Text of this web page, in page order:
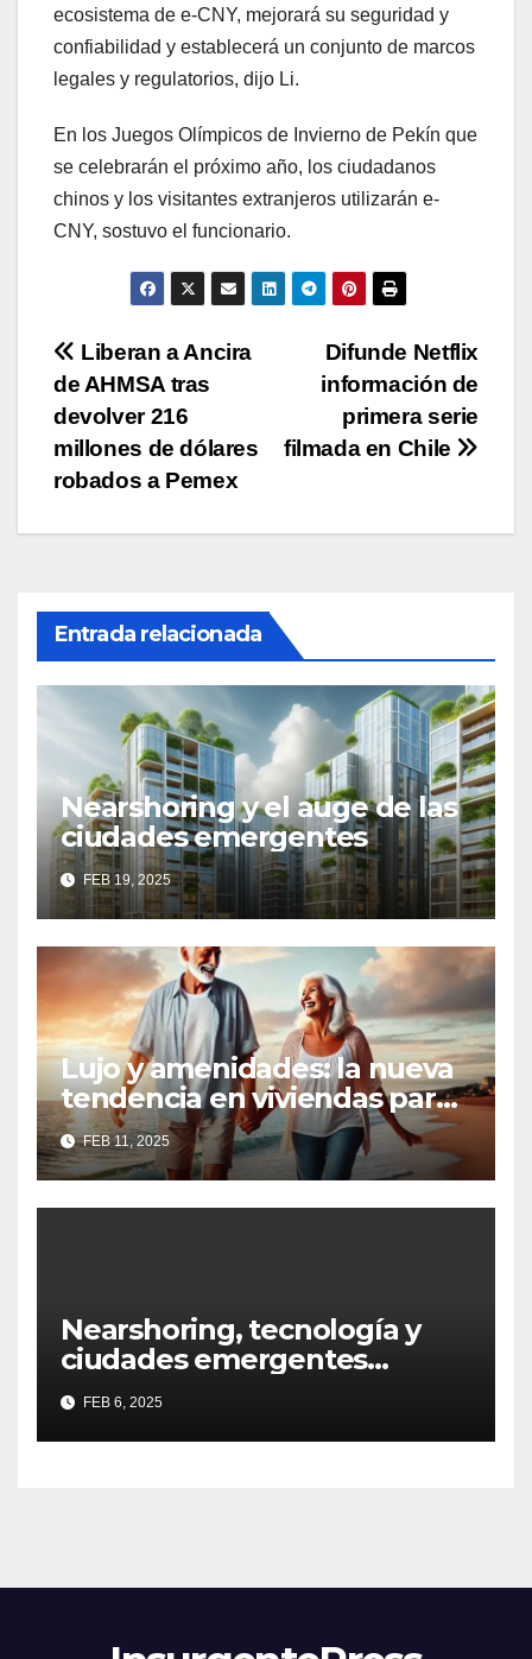
ecosistema de e-CNY, mejorará su seguridad y
confiabilidad y establecerá un conjunto de marcos
legales y regulatorios, dijo Li.
En los Juegos Olímpicos de Invierno de Pekín que
se celebrarán el próximo año, los ciudadanos
chinos y los visitantes extranjeros utilizarán e-
CNY, sostuvo el funcionario.
Navegación
de
entradas
Difunde Netflix
información de
primera serie
filmada en Chile
Liberan a Ancira
de AHMSA tras
devolver 216
millones de dólares
robados a Pemex
Entrada relacionada
Nearshoring y el auge de las
ciudades emergentes
FEB 19, 2025
Lujo y amenidades: la nueva
tendencia en viviendas para
la tercera edad
FEB 11, 2025
Nearshoring, tecnología y
ciudades emergentes
definirán al Real Estate
FEB 6, 2025